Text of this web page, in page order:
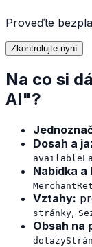
Proveďte
Zkontrolujte nyní
Na co si
AI"?
Dosah a
Nabídka a
Vztahy:
stránky,
Obsah na